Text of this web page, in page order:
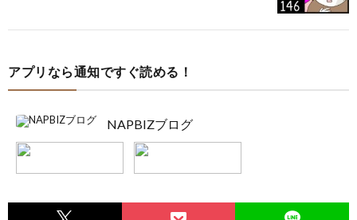
アプリなら通知ですぐ読める！
NAPBIZブログ